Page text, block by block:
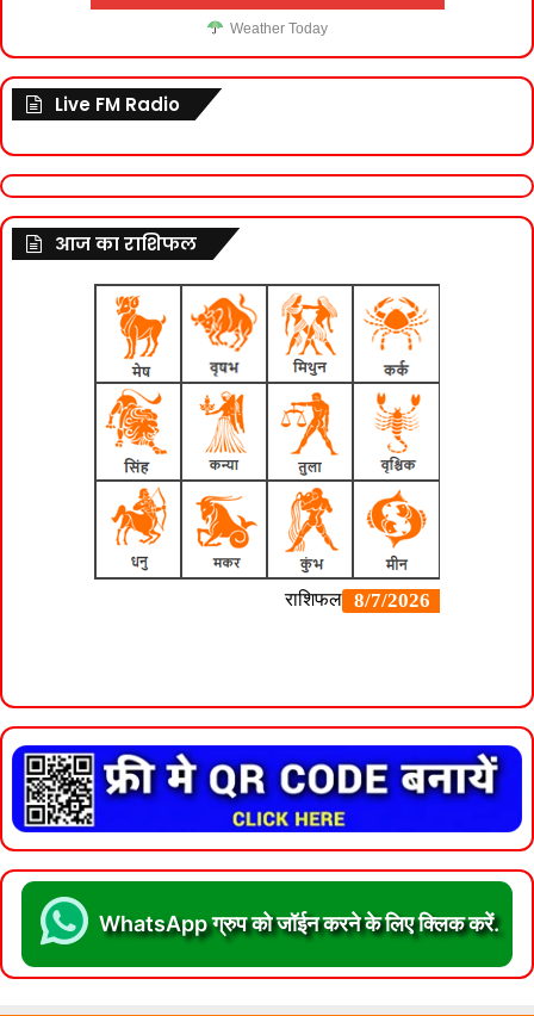
Weather Today
Live FM Radio
आज का राशिफल
WhatsApp ग्रुप को जॉईन करने के लिए क्लिक करें.